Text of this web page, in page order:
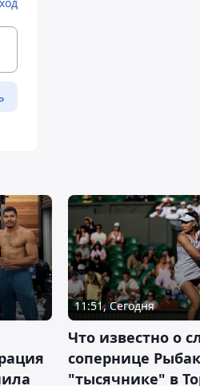
11:51, Сегодня
Что известно о
сопернице
"тысячнике" в